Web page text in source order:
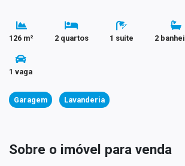
126 m² 2 quartos 1 suíte 2
1 vaga
Garagem Lavanderia
Sobre o imóvel para venda